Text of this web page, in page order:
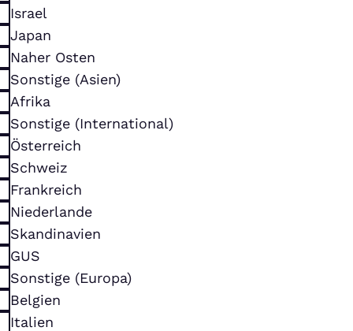
Israel
Japan
Naher Osten
Sonstige (Asien)
Afrika
Sonstige (International)
Österreich
Schweiz
Frankreich
Niederlande
Skandinavien
GUS
Sonstige (Europa)
Belgien
Italien